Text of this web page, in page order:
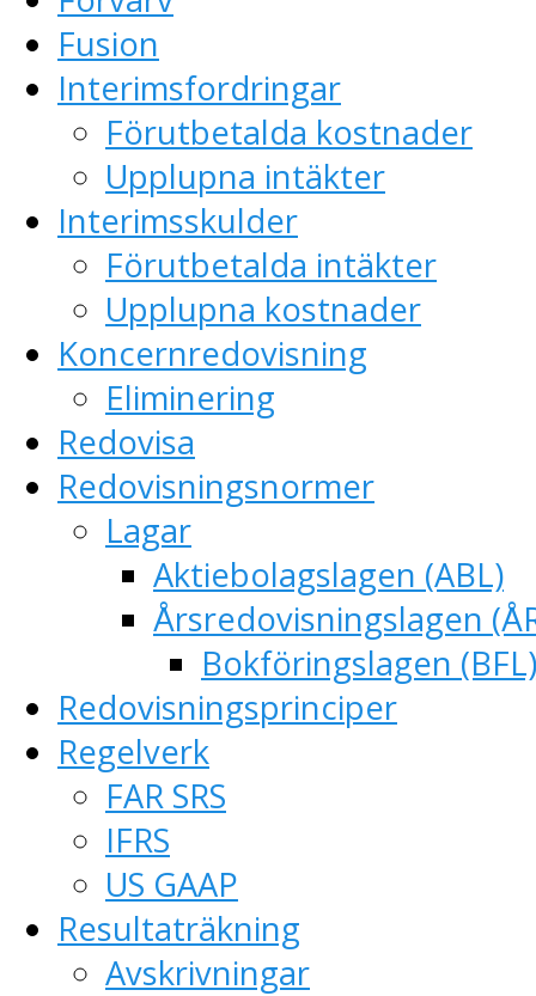
Fusion
Interimsfordringar
Förutbetalda kostnader
Upplupna intäkter
Interimsskulder
Förutbetalda intäkter
Upplupna kostnader
Koncernredovisning
Eliminering
Redovisa
Redovisningsnormer
Lagar
Aktiebolagslagen (ABL)
Årsredovisningslagen
Bokföringslagen (BFL)
Redovisningsprinciper
Regelverk
FAR SRS
IFRS
US GAAP
Resultaträkning
Avskrivningar